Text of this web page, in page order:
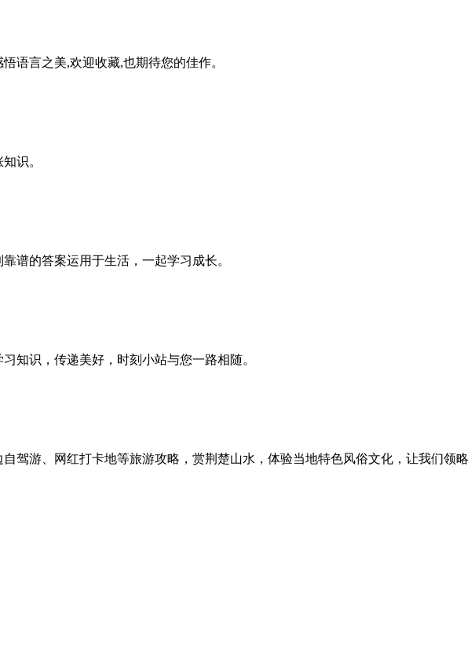
语言之美,欢迎收藏,也期待您的佳作。
识。
谱的答案运用于生活，一起学习成长。
知识，传递美好，时刻小站与您一路相随。
驾游、网红打卡地等旅游攻略，赏荆楚山水，体验当地特色风俗文化，让我们领略